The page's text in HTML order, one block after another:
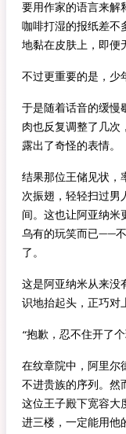
要用作家的语言来解
咖啡打湿的报纸差不
地黏在皮肤上，即便
不过更重要的是，少
于是随着话音的缓慢
肉也反复调整了几次
露出了奇怪的表情。
结果那位王储见状，
次振翅，轻轻扫过男
间。这也让阿亚纳米
乌有的玩笑而已——
了。
这是阿亚纳米从来没
识地抬起头，正巧对
“抱歉，忍不住开了
在纹章院中，阿里尔
不进贵族的序列。然
这位王子殿下宽容大
进三楼，一定能用他